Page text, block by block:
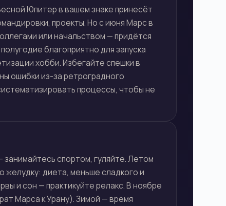
Юпитер в вашем знаке принесёт
проекты. Но с июня Марс в
или начальством — придётся
благоприятно для запуска
хобби. Избегайте спешки в
ошибки из-за ретроградного
процессы, чтобы не
спортом, гуляйте. Летом
желудку: диета, меньше сладкого и
и сон — практикуйте релакс. В ноябре
Марса к Урану). Зимой — время